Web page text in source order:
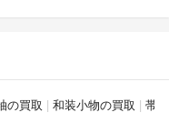
の買取 和装小物の買取 帯